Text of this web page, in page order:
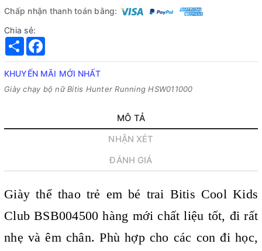
Chấp nhận thanh toán bằng:
Chia sẻ:
Share
KHUYẾN MÃI MỚI NHẤT
Giày chạy bộ nữ Bitis Hunter Running HSW011000
MÔ TẢ
NHẬN XÉT
ĐÁNH GIÁ
Giày thể thao trẻ em bé trai Bitis Cool Kids
Club BSB004500 hàng mới chất liệu tốt, đi rất
nhẹ và êm chân. Phù hợp cho các con đi học,